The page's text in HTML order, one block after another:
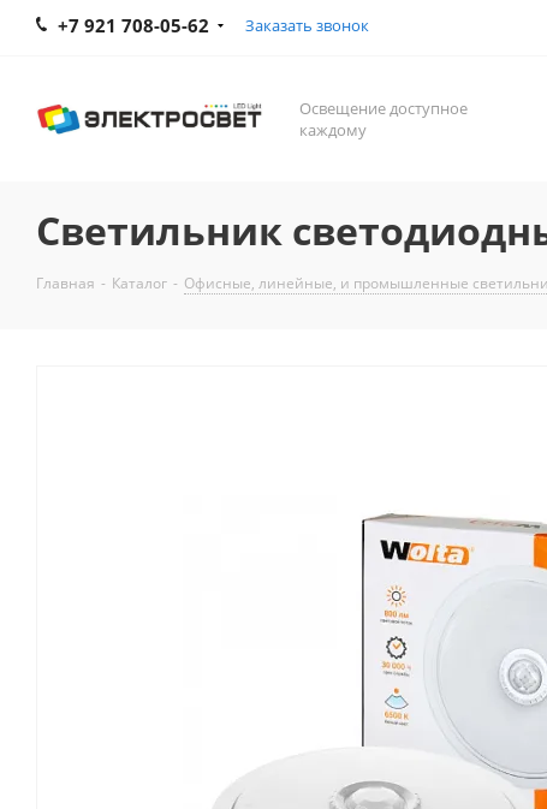
+7 921 708-05-62 Заказать звонок
Освещение доступное
каждому
Светильник
Главная - Каталог - Офисные, линейные, и промышленные